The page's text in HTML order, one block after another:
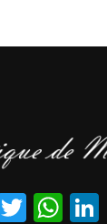
Facebook
Twitter